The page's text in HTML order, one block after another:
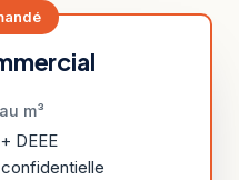
au m³
DEEE